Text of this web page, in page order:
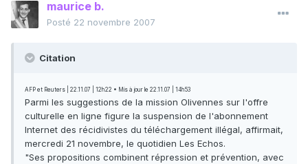
maurice b.
Posté 22 novembre 2007
Citation
AFP et Reuters | 22.11.07 | 12h22 • Mis à jour le 22.11.07 | 14h53
Parmi les suggestions de la mission Olivennes sur l'offre
culturelle en ligne figure la suspension de l'abonnement
Internet des récidivistes du téléchargement illégal, affirmait,
mercredi 21 novembre, le quotidien Les Echos.
"Ses propositions combinent répression et prévention, avec